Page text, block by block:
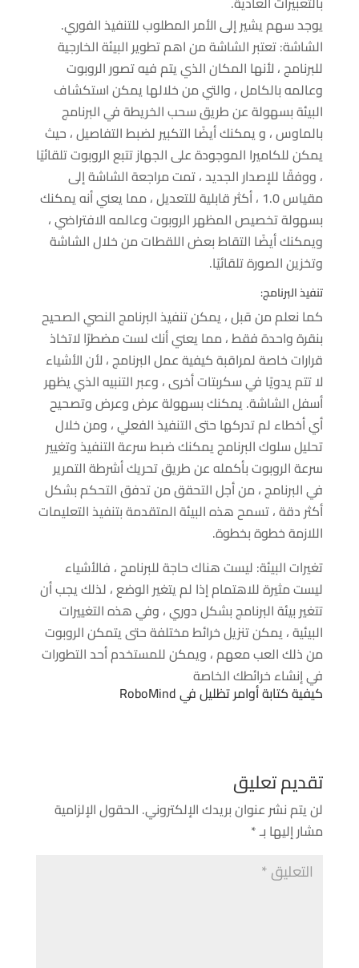
يوجد سهم يشير إلى الأمر المطلوب للتنفيذ الفوري.
الشاشة: تعتبر الشاشة من اهم تطوير البيئة الخارجية
للبرنامج ، لأنها المكان الذي يتم فيه تصور الروبوت
وعالمه بالكامل ، والتي من خلالها يمكن استكشاف
البيئة بسهولة عن طريق سحب الخريطة في البرنامج
بالماوس ، و يمكنك أيضًا التكبير لضبط التفاصيل ، حيث
يمكن للكاميرا الموجودة على الجهاز تتبع الروبوت تلقائيًا
، ووفقًا للإصدار الجديد ، تمت مراجعة الشاشة إلى
مقياس 1.0 ، أكثر قابلية للتعديل ، مما يعني أنه يمكنك
بسهولة تخصيص المظهر الروبوت وعالمه الافتراضي ،
ويمكنك أيضًا التقاط بعض اللقطات من خلال الشاشة
وتخزين الصورة تلقائيًا.
تنفيذ البرنامج:
كما نعلم من قبل ، يمكن تنفيذ البرنامج النصي الصحيح
بنقرة واحدة فقط ، مما يعني أنك لست مضطرًا لاتخاذ
قرارات خاصة لمراقبة كيفية عمل البرنامج ، لأن الأشياء
لا تتم يدويًا في سكربتات أخرى ، وعبر التنبيه الذي يظهر
أسفل الشاشة. يمكنك بسهولة عرض وعرض وتصحيح
أي أخطاء لم تدركها حتى التنفيذ الفعلي ، ومن خلال
تحليل سلوك البرنامج يمكنك ضبط سرعة التنفيذ وتغيير
سرعة الروبوت بأكمله عن طريق تحريك أشرطة التمرير
في البرنامج ، من أجل التحقق من تدفق التحكم بشكل
أكثر دقة ، تسمح هذه البيئة المتقدمة بتنفيذ التعليمات
اللازمة خطوة بخطوة.
تغيرات البيئة: ليست هناك حاجة للبرنامج ، فالأشياء
ليست مثيرة للاهتمام إذا لم يتغير الوضع ، لذلك يجب أن
تتغير بيئة البرنامج بشكل دوري ، وفي هذه التغييرات
البيئية ، يمكن تنزيل خرائط مختلفة حتى يتمكن الروبوت
من ذلك العب معهم ، ويمكن للمستخدم أحد التطورات
في إنشاء خرائطك الخاصة
كيفية كتابة أوامر تظليل في RoboMind
تقديم تعليق
لن يتم نشر عنوان بريدك الإلكتروني. الحقول الإلزامية
مشار إليها بـ*